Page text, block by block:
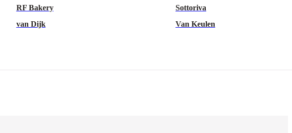
RF Bakery
Sottoriva
van Dijk
Van Keulen